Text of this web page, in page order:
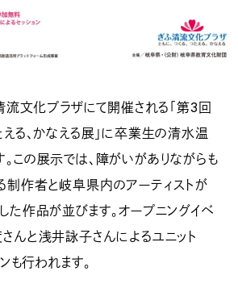
流文化プラザにて開催される「第3回
える、かなえる展」に卒業生の清水温
この展示では、障がいがありながらも
制作者と岐阜県内のアーティストが
た作品が並びます。オープニングイベ
んと浅井詠子さんによるユニット
も行われます。